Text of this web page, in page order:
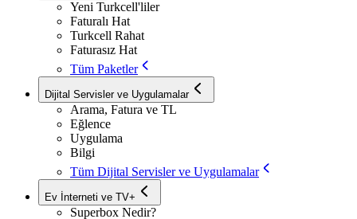
Yeni Turkcell'liler
Faturalı Hat
Turkcell Rahat
Faturasız Hat
Tüm Paketler
Dijital Servisler ve Uygulamalar
Arama, Fatura ve TL
Eğlence
Uygulama
Bilgi
Tüm Dijital Servisler ve Uygulamalar
Ev İnterneti ve TV+
Superbox Nedir?